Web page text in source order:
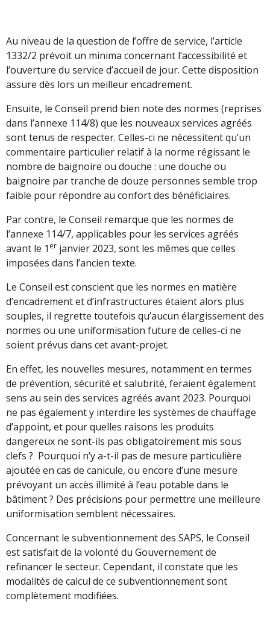
Au niveau de la question de l’offre de service, l’article
1332/2 prévoit un minima concernant l’accessibilité et
l’ouverture du service d’accueil de jour. Cette disposition
assure dès lors un meilleur encadrement.
Ensuite, le Conseil prend bien note des normes (reprises
dans l’annexe 114/8) que les nouveaux services agréés
sont tenus de respecter. Celles-ci ne nécessitent qu’un
commentaire particulier relatif à la norme régissant le
nombre de baignoire ou douche : une douche ou
baignoire par tranche de douze personnes semble trop
faible pour répondre au confort des bénéficiaires.
Par contre, le Conseil remarque que les normes de
l’annexe 114/7, applicables pour les services agréés
avant le 1 er janvier 2023, sont les mêmes que celles
imposées dans l’ancien texte.
Le Conseil est conscient que les normes en matière
d’encadrement et d’infrastructures étaient alors plus
souples, il regrette toutefois qu’aucun élargissement des
normes ou une uniformisation future de celles-ci ne
soient prévus dans cet avant-projet.
En effet, les nouvelles mesures, notamment en termes
de prévention, sécurité et salubrité, feraient également
sens au sein des services agréés avant 2023. Pourquoi
ne pas également y interdire les systèmes de chauffage
d’appoint, et pour quelles raisons les produits
dangereux ne sont-ils pas obligatoirement mis sous
clefs ? Pourquoi n’y a-t-il pas de mesure particulière
ajoutée en cas de canicule, ou encore d’une mesure
prévoyant un accès illimité à l’eau potable dans le
bâtiment ? Des précisions pour permettre une meilleure
uniformisation semblent nécessaires.
Concernant le subventionnement des SAPS, le Conseil
est satisfait de la volonté du Gouvernement de
refinancer le secteur. Cependant, il constate que les
modalités de calcul de ce subventionnement sont
complètement modifiées.